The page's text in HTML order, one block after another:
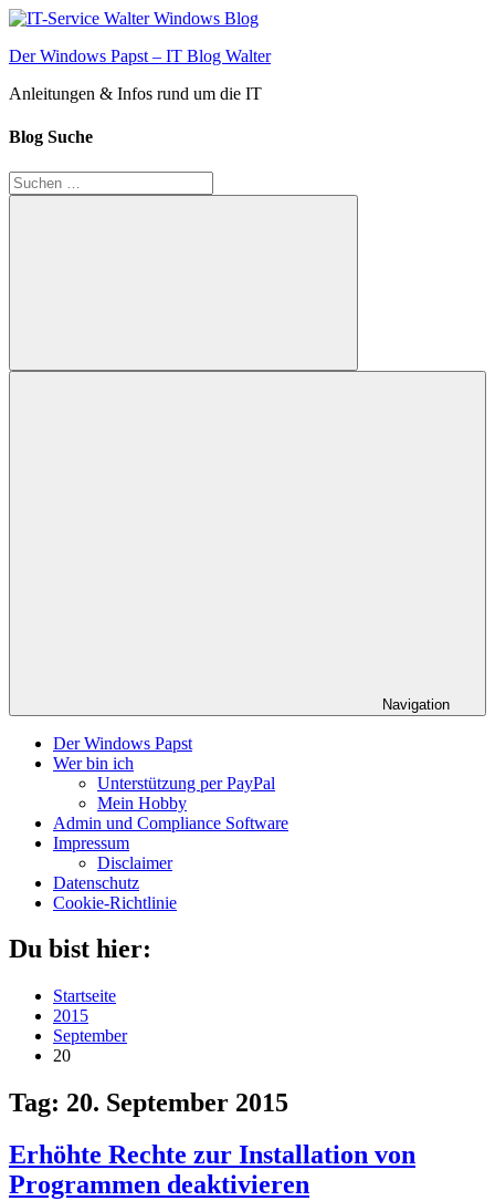
Zum
springen
Der Windows Papst – IT Blog Walter
Anleitungen & Infos rund um die IT
Blog Suche
Suchen
nach:
Suchen
Navigation
Der Windows Papst
Wer bin ich
Unterstützung per PayPal
Mein Hobby
Admin und Compliance Software
Impressum
Disclaimer
Datenschutz
Cookie-Richtlinie
Du bist hier:
Startseite
2015
September
20
Tag: 20. September 2015
Erhöhte Rechte zur Installation von
Programmen deaktivieren